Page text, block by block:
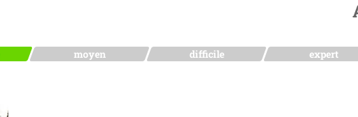
moyen difficile expert